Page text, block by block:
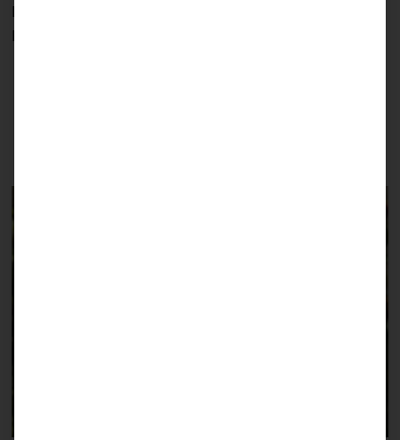
Litte Ayla was born with a severe cleft lip and palate.
Read her success story.